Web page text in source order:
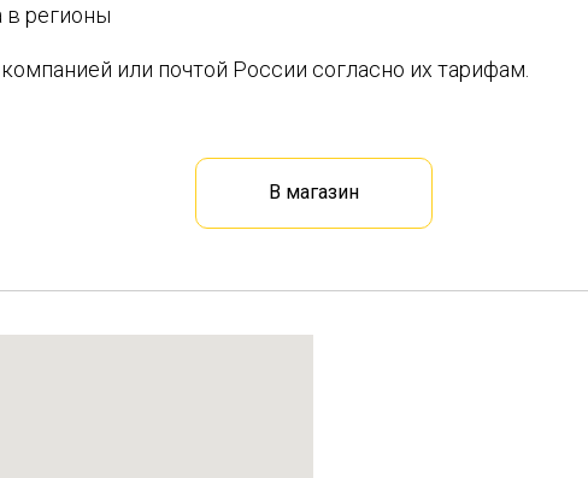
в регионы
или почтой России согласно их тарифам.
В магазин